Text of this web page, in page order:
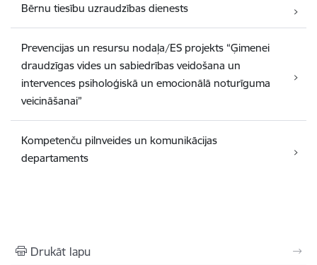
Bērnu tiesību uzraudzības dienests
Prevencijas un resursu nodaļa/ES projekts “Ģimenei
draudzīgas vides un sabiedrības veidošana un
intervences psiholoģiskā un emocionālā noturīguma
veicināšanai”
Kompetenču pilnveides un komunikācijas
departaments
Drukāt lapu